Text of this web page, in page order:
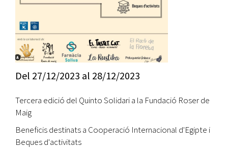
Del 27/12/2023 al 28/12/2023
Tercera edició del Quinto Solidari a la Fundació Roser de
Maig
Beneficis destinats a Cooperació Internacional d'Egipte i
Beques d'activitats